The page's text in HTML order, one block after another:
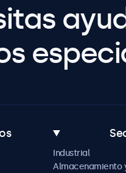
Industrial
Almacenamiento